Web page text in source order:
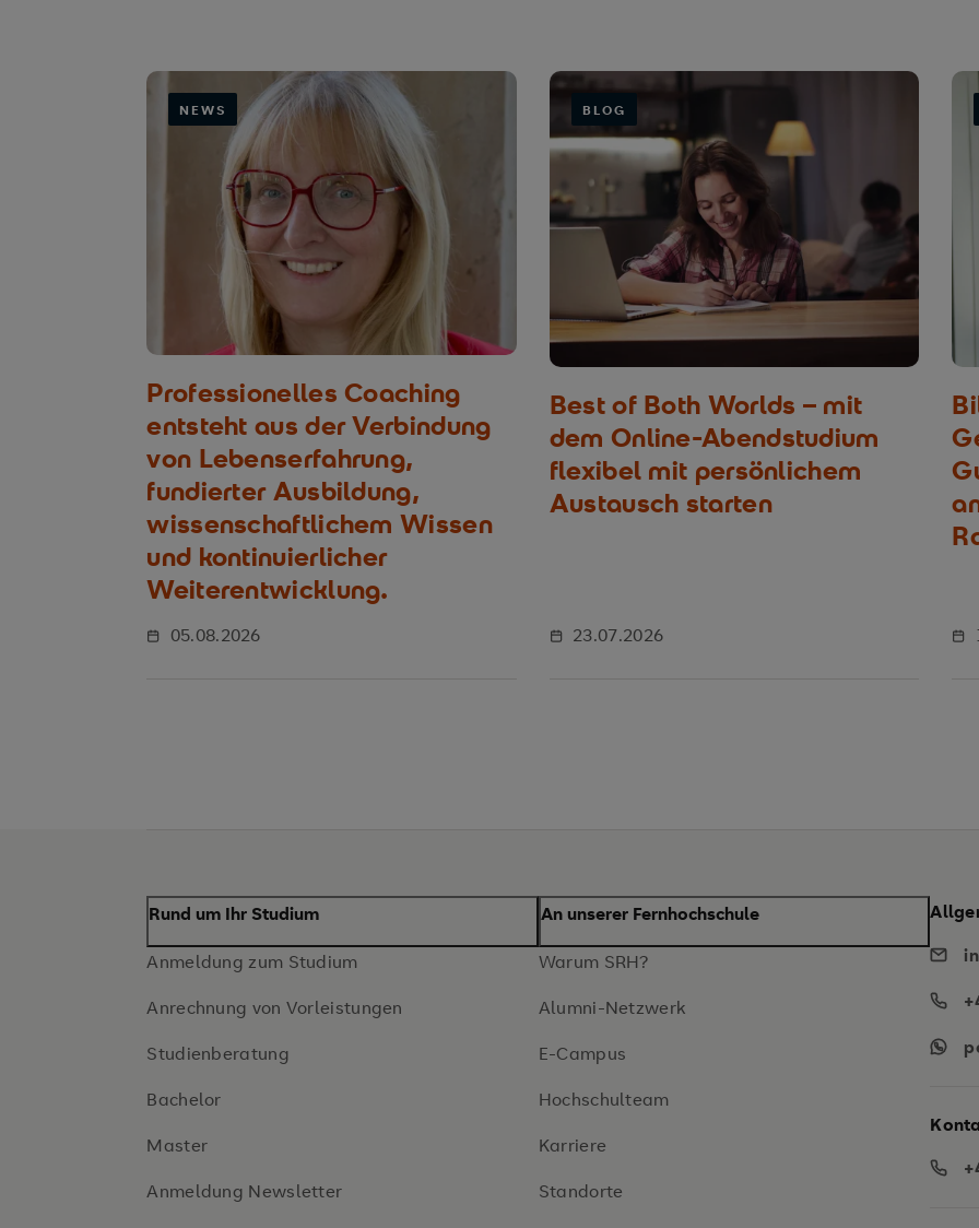
NEWS
Professionelles Coaching
entsteht aus der Verbindung
von Lebenserfahrung,
fundierter Ausbildung,
wissenschaftlichem Wissen
und kontinuierlicher
Weiterentwicklung.
05.08.2026
BLOG
Best of Both Worlds – mit
dem Online-Abendstudium
flexibel mit persönlichem
Austausch starten
23.07.2026
Rund um Ihr Studium
Anmeldung zum Studium
Anrechnung von Vorleistungen
Studienberatung
Bachelor
Master
Anmeldung Newsletter
An unserer Fernhochschule
Warum SRH?
Alumni-Netzwerk
E-Campus
Hochschulteam
Karriere
Standorte